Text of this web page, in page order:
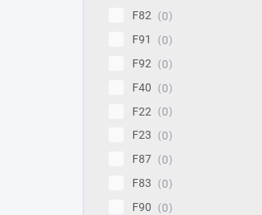
F82
0
F91
0
F92
0
F40
0
F22
0
F23
0
F87
0
F83
0
F90
0